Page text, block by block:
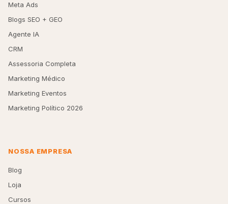
Meta Ads
Blogs SEO + GEO
Agente IA
CRM
Assessoria Completa
Marketing Médico
Marketing Eventos
Marketing Político 2026
NOSSA EMPRESA
Blog
Loja
Cursos